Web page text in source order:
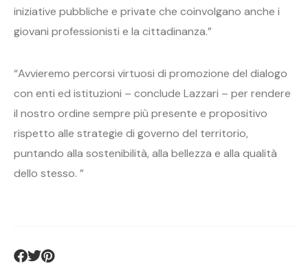
iniziative pubbliche e private che coinvolgano anche i
giovani professionisti e la cittadinanza.”
“Avvieremo percorsi virtuosi di promozione del dialogo
con enti ed istituzioni – conclude Lazzari – per rendere
il nostro ordine sempre più presente e propositivo
rispetto alle strategie di governo del territorio,
puntando alla sostenibilità, alla bellezza e alla qualità
dello stesso. ”